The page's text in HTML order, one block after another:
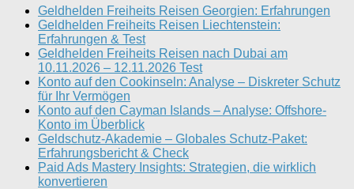
Geldhelden Freiheits Reisen Georgien: Erfahrungen
Geldhelden Freiheits Reisen Liechtenstein:
Erfahrungen & Test
Geldhelden Freiheits Reisen nach Dubai am
10.11.2026 – 12.11.2026 Test
Konto auf den Cookinseln: Analyse – Diskreter Schutz
für Ihr Vermögen
Konto auf den Cayman Islands – Analyse: Offshore-
Konto im Überblick
Geldschutz-Akademie – Globales Schutz-Paket:
Erfahrungsbericht & Check
Paid Ads Mastery Insights: Strategien, die wirklich
konvertieren